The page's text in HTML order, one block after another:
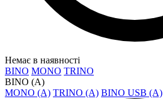
Немає в наявності
BINO MONO TRINO
BINO (A)
MONO (A) TRINO (A) BINO USB (A)